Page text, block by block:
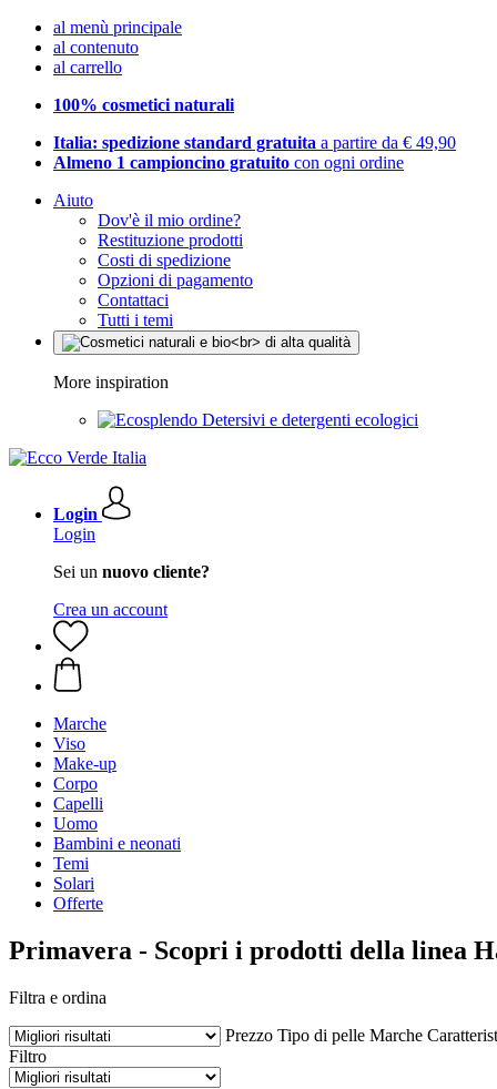
al menù principale
al contenuto
al carrello
100% cosmetici naturali
Italia: spedizione standard gratuita a partire da € 49,90
Almeno 1 campioncino gratuito con ogni ordine
Aiuto
Dov'è il mio ordine?
Restituzione prodotti
Costi di spedizione
Opzioni di pagamento
Contattaci
Tutti i temi
More inspiration
Detersivi e detergenti ecologici
Login
Login
Sei un nuovo cliente?
Crea un account
Marche
Viso
Make-up
Corpo
Capelli
Uomo
Bambini e neonati
Temi
Solari
Offerte
Primavera - Scopri i prodotti della linea
Filtra e ordina
Prezzo Tipo di pelle Marche
Filtro